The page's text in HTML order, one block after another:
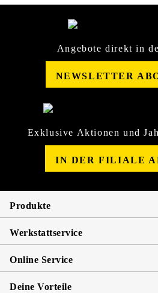
Angebote direkt in
NEWSLETTER
Exklusive Aktionen und
IN DER FILIALE
Produkte
Werkstattservice
Online Service
Deine Vorteile